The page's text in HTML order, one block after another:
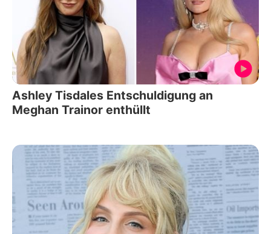
Ashley Tisdales Entschuldigung an
Meghan Trainor enthüllt